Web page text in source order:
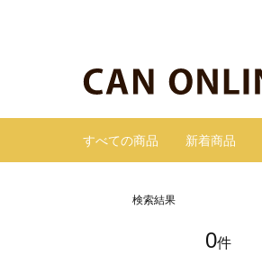
すべての商品 新着商品
検索結果
0件